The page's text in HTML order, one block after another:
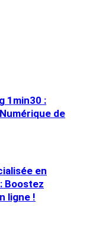
1min30 :
de
en
Boostez
ligne !